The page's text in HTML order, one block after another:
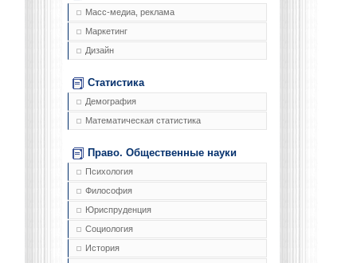
Масс-медиа, реклама
Маркетинг
Дизайн
Статистика
Демография
Математическая статистика
Право. Общественные науки
Психология
Философия
Юриспруденция
Социология
История